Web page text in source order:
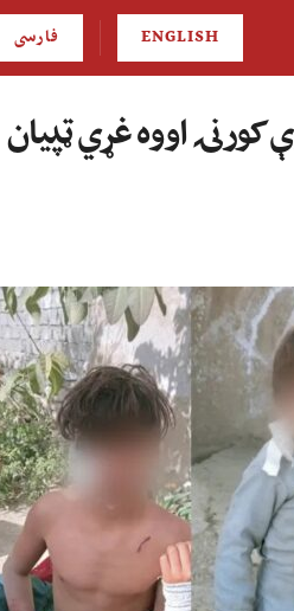
ENGLISH فارسی
کورنۍ اووه غړي ټپیان